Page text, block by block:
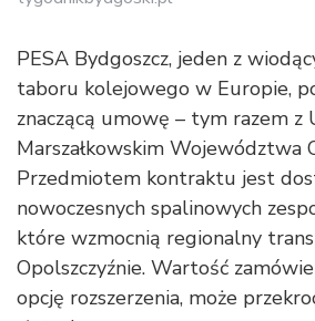
PESA Bydgoszcz, jeden z
taboru kolejowego w Europie,
znaczącą umowę – tym razem z
Marszałkowskim Województwa
Przedmiotem kontraktu jest
nowoczesnych spalinowych
które wzmocnią regionalny
Opolszczyźnie. Wartość
opcję rozszerzenia, może